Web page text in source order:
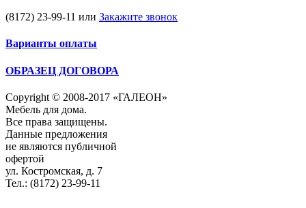
(8172) 23-99-11 или Закажите звонок
Варианты оплаты
ОБРАЗЕЦ ДОГОВОРА
Copyright © 2008-2017 «ГАЛЕОН»
Мебель для дома.
Все права защищены.
Данные предложения
не являются публичной
офертой
ул. Костромская, д. 7
Тел.: (8172) 23-99-11